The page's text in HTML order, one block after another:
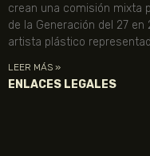
crean una comisión mixta
de la Generación del 27 en
artista plástico
LEER MÁS »
ENLACES LEGALES